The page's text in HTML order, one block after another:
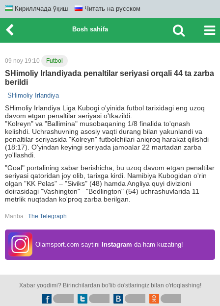
Кириллчада ўқиш Читать на русском
Bosh sahifa
09 noy 19:10 Futbol
SHimoliy Irlandiyada penaltilar seriyasi orqali 44 ta zarba
berildi
SHimoliy Irlandiya
SHimoliy Irlandiya Liga Kubogi o'yinida futbol tarixidagi eng uzoq
davom etgan penaltilar seriyasi o'tkazildi.
"Kolreyn" va "Ballimina" musobaqaning 1/8 finalida to'qnash
kelishdi. Uchrashuvning asosiy vaqti durang bilan yakunlandi va
penaltilar seriyasida "Kolreyn" futbolchilari aniqroq harakat qilishdi
(18:17). O'yindan keyingi seriyada jamoalar 22 martadan zarba
yo'llashdi.
"Goal" portalining xabar berishicha, bu uzoq davom etgan penaltilar
seriyasi qatoridan joy olib, tarixga kirdi. Namibiya Kubogidan o'rin
olgan "KK Pelas" – "Siviks" (48) hamda Angliya quyi divizioni
doirasidagi "Vashington" –"Bedlington" (54) uchrashuvlarida 11
metrlik nuqtadan ko'proq zarba berilgan.
Manba : The Telegraph
Olamsport.com saytini Instagram da ham kuzating!
Xabar yoqdimi? Birinchilardan bo'lib do'stlaringiz bilan o'rtoqlashing!